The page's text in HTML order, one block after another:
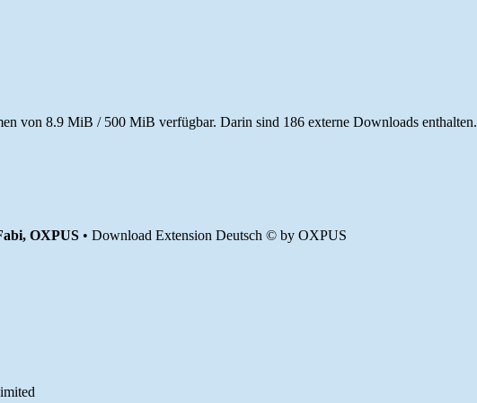
von 8.9 MiB / 500 MiB verfügbar. Darin sind 186 externe Downloads enthalten.
OXPUS • Download Extension Deutsch © by OXPUS